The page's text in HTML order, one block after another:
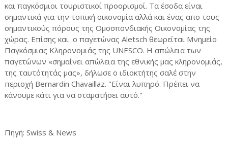
και παγκόσμιοι τουριστικοί προορισμοί. Τα έσοδα είναι
σημαντικά για την τοπική οικονομία αλλά και ένας απο τους
σημαντικούς πόρους της Ομοσπονδιακής Οικονομίας της
χώρας. Επίσης και ο παγετώνας Aletsch θεωρείται Μνημείο
Παγκόσμιας Κληρονομιάς της UNESCO. Η απώλεια των
παγετώνων «σημαίνει απώλεια της εθνικής μας κληρονομιάς,
της ταυτότητάς μας», δήλωσε ο ιδιοκτήτης σαλέ στην
περιοχή Bernardin Chavaillaz. "Είναι λυπηρό. Πρέπει να
κάνουμε κάτι για να σταματήσει αυτό."
Πηγή: Swiss & News